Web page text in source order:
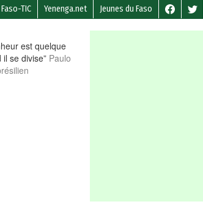
Faso-TIC Yenenga.net Jeunes du Faso
est quelque
se divise” Paulo